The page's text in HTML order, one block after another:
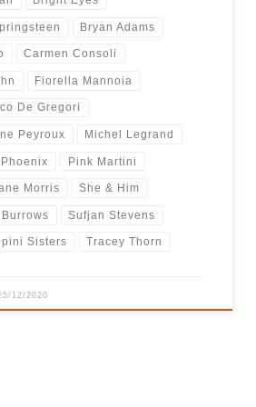
Bryan Adams
Carmen Consoli
Fiorella Mannoia
De Gregori
Peyroux Michel Legrand
Phoenix Pink Martini
Morris She & Him
Sufjan Stevens
Sisters Tracey Thorn
12/2020